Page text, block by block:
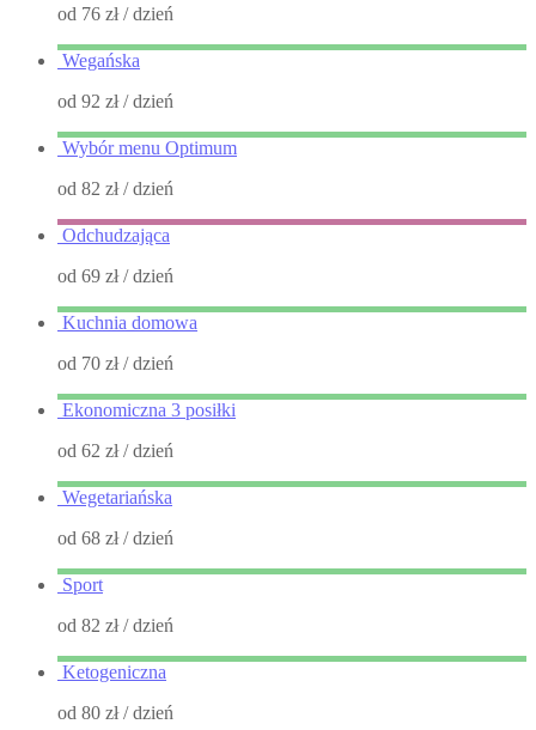
od 76 zł/ dzień
Wegańska
od 92 zł/ dzień
Wybór menu Optimum
od 82 zł/ dzień
Odchudzająca
od 69 zł/ dzień
Kuchnia domowa
od 70 zł/ dzień
Ekonomiczna 3 posiłki
od 62 zł/ dzień
Wegetariańska
od 68 zł/ dzień
Sport
od 82 zł/ dzień
Ketogeniczna
od 80 zł/ dzień